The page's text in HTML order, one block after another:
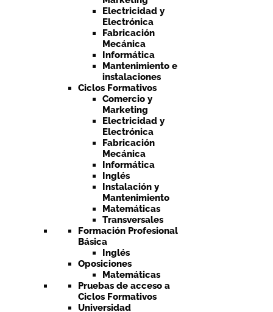
Electricidad y
Electrónica
Fabricación
Mecánica
Informática
Mantenimiento e
instalaciones
Ciclos Formativos
Comercio y
Marketing
Electricidad y
Electrónica
Fabricación
Mecánica
Informática
Inglés
Instalación y
Mantenimiento
Matemáticas
Transversales
Formación Profesional
Básica
Inglés
Oposiciones
Matemáticas
Pruebas de acceso a
Ciclos Formativos
Universidad